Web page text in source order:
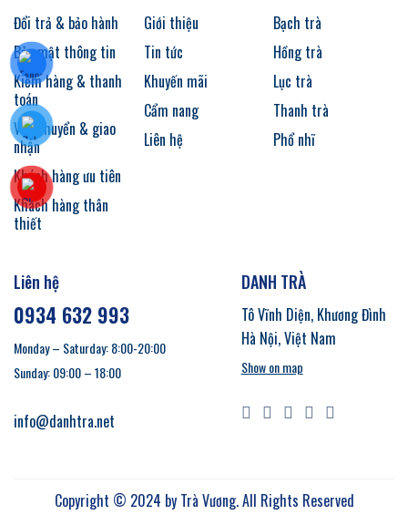
Đổi trả & bảo hành
Bảo mật thông tin
Kiểm hàng & thanh
toán
Vận chuyển & giao
nhận
Khách hàng ưu tiên
Khách hàng thân
thiết
Giới thiệu
Tin tức
Khuyến mãi
Cẩm nang
Liên hệ
Bạch trà
Hồng trà
Lục trà
Thanh trà
Phổ nhĩ
Liên hệ
0934 632 993
Monday – Saturday: 8:00-20:00
Sunday: 09:00 – 18:00
info@danhtra.net
DANH TRÀ
Tô Vĩnh Diện, Khương Đình
Hà Nội, Việt Nam
Show on map
Copyright © 2024 by Trà Vương. All Rights Reserved